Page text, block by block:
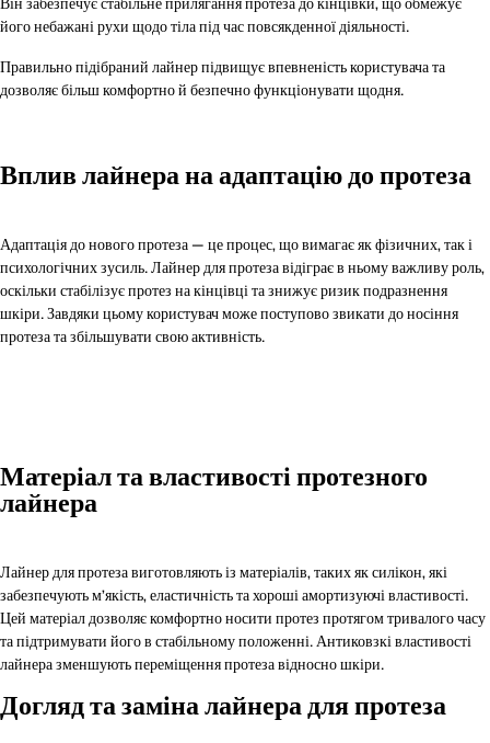
його небажані рухи щодо тіла під час повсякденної діяльності.
Правильно підібраний лайнер підвищує впевненість користувача та
дозволяє більш комфортно й безпечно функціонувати щодня.
Вплив лайнера на адаптацію до протеза
Адаптація до нового протеза — це процес, що вимагає як фізичних, так і
психологічних зусиль. Лайнер для протеза відіграє в ньому важливу роль,
оскільки стабілізує протез на кінцівці та знижує ризик подразнення
шкіри. Завдяки цьому користувач може поступово звикати до носіння
протеза та збільшувати свою активність.
Матеріал та властивості протезного
лайнера
Лайнер для протеза виготовляють із матеріалів, таких як силікон, які
забезпечують м’якість, еластичність та хороші амортизуючі властивості.
Цей матеріал дозволяє комфортно носити протез протягом тривалого часу
та підтримувати його в стабільному положенні. Антиковзкі властивості
лайнера зменшують переміщення протеза відносно шкіри.
Догляд та заміна лайнера для протеза